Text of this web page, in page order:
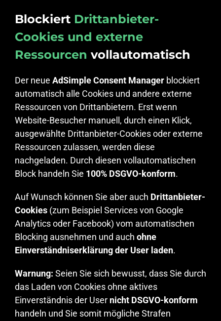
Blockiert Drittanbieter-
Cookies und externe
Ressourcen vollautomatisch
Der neue AdSimple Consent Manager blockiert
automatisch alle Cookies und andere externe
Ressourcen von Drittanbietern. Erst wenn
Website-Besucher manuell, durch einen Klick,
ausgewählte Drittanbieter-Cookies oder externe
Ressourcen zulassen, werden diese
nachgeladen. Durch diesen vollautomatischen
Block handeln Sie 100% DSGVO-konform.
Auf Wunsch können Sie aber auch Drittanbieter-
Cookies (zum Beispiel Services von Google
Analytics oder Facebook) vom automatischen
Blocking ausnehmen und auch ohne
Einverständniserklärung der User laden.
Warnung: Seien Sie sich bewusst, dass Sie durch
das Laden von Cookies ohne aktives
Einverständnis der User nicht DSGVO-konform
handeln und Sie somit mögliche Strafen